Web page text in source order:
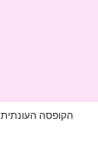
הקופסה העונתית